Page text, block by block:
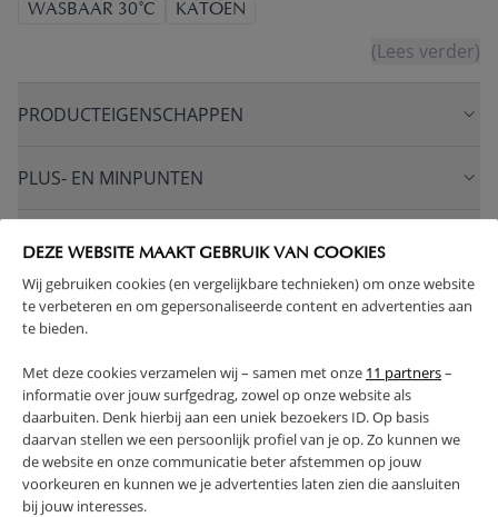
DEZE WEBSITE MAAKT GEBRUIK VAN COOKIES
Wij gebruiken cookies (en vergelijkbare technieken) om onze website
te verbeteren en om gepersonaliseerde content en advertenties aan
te bieden.
Met deze cookies verzamelen wij – samen met onze 11 partners–
informatie over jouw surfgedrag, zowel op onze website als
daarbuiten. Denk hierbij aan een uniek bezoekers ID. Op basis
daarvan stellen we een persoonlijk profiel van je op. Zo kunnen we
de website en onze communicatie beter afstemmen op jouw
voorkeuren en kunnen we je advertenties laten zien die aansluiten
bij jouw interesses.
WASBAAR 30°C KATOEN
(Lees verder)
PRODUCTEIGENSCHAPPEN
PLUS- EN MINPUNTEN
FAQ
RETOUREN
High-contrast mode
VAAK SAMEN GEKOCHT